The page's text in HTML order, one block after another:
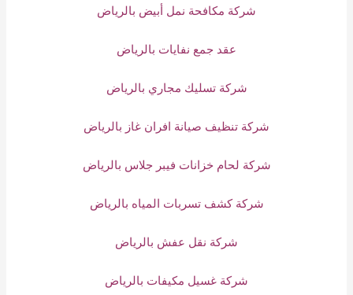
شركة مكافحة نمل أبيض بالرياض
عقد جمع نفايات بالرياض
شركة تسليك مجاري بالرياض
شركة تنظيف صيانة افران غاز بالرياض
شركة لحام خزانات فيبر جلاس بالرياض
شركة كشف تسربات المياه بالرياض
شركة نقل عفش بالرياض
شركة غسيل مكيفات بالرياض